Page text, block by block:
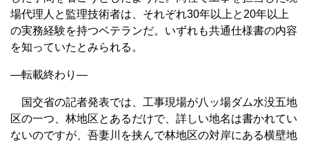
場代理人と監理技術者は、それぞれ30年以上と20年以上
の実務経験を持つベテランだ。いずれも共通仕様書の内容
を知っていたとみられる。
—転載終わり—
国交省の記者発表では、工事現場が八ッ場ダム水没五地
区の一つ、林地区とあるだけで、詳しい地名は書かれてい
ないのですが、吾妻川を挟んで林地区の対岸にある横壁地